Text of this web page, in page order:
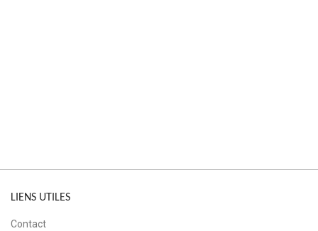
LIENS UTILES
Contact